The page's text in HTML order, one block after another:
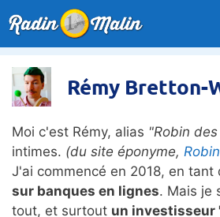
au
contenu
Rémy Bretton-
Moi c'est Rémy, alias "Robin
intimes. (du site éponyme,
J'ai commencé en 2018, en tant
sur banques en lignes. Mais je
tout, et surtout un investisseur